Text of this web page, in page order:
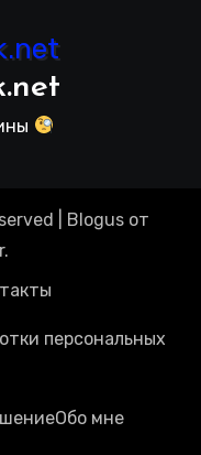
Blogus от
.
персональных
Обо мне